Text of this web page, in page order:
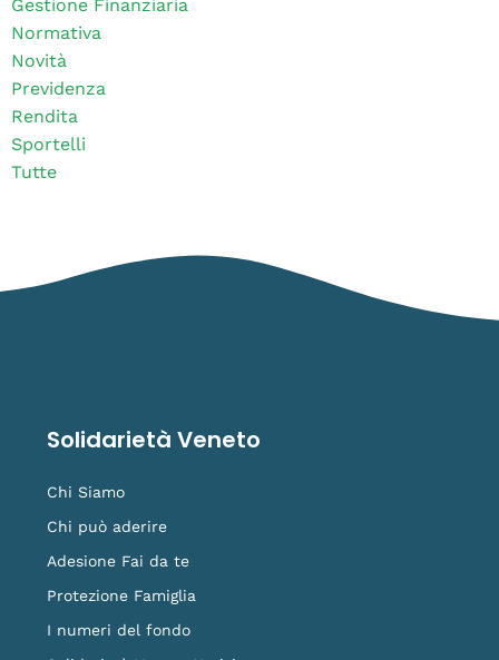
Gestione Finanziaria
Normativa
Novità
Previdenza
Rendita
Sportelli
Tutte
Solidarietà Veneto
Chi Siamo
Chi può aderire
Adesione Fai da te
Protezione Famiglia
I numeri del fondo